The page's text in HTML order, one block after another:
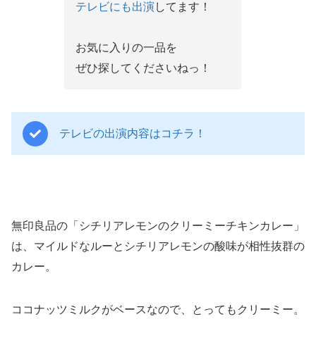
テレビにも出演してます！
お気に入りの一品を
ぜひ探してくださいねっ！
テレビの出演内容はコチラ！
無印良品の「シチリアレモンのクリーミーチキンカレー」
は、マイルドなルーとシチリアレモンの酸味が相性抜群の
カレー。
ココナッツミルクがベースなので、とってもクリーミー。